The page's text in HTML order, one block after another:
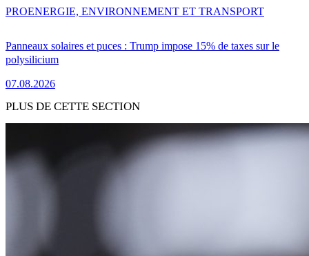
Panneaux solaires et puces : Trump impose 15% de taxes sur le
polysilicium
07.08.2026
PROENERGIE, ENVIRONNEMENT ET TRANSPORT
PLUS DE CETTE SECTION